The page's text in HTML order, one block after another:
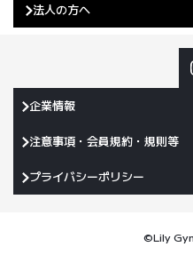
法人の方へ
企業情報
注意事項・会員規約・規則等
プライバシーポリシー
©Lily